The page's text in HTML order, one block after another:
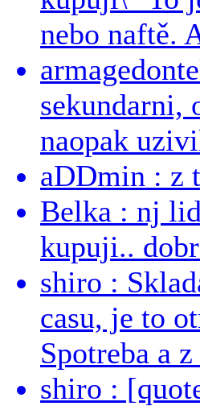
nebo naftě.
sekundarni,
naopak
aDDmin : z
Belka : nj
kupuji..
shiro :
casu, je to
Spotreba a
shiro :